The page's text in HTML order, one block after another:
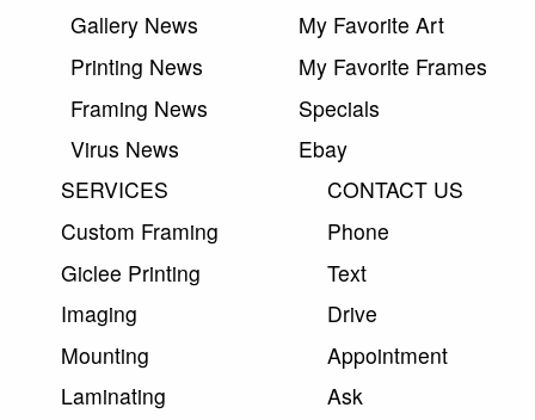
Gallery News
Printing News
Framing News
Virus News
My Favorite Art
My Favorite Frames
Specials
Ebay
SERVICES
Custom Framing
Giclee Printing
Imaging
Mounting
Laminating
CONTACT US
Phone
Text
Drive
Appointment
Ask